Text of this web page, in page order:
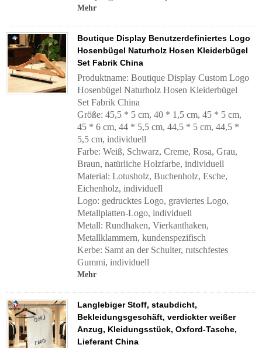
Mehr
Boutique Display Benutzerdefiniertes Logo
Hosenbügel Naturholz Hosen Kleiderbügel
Set Fabrik China
Produktname: Boutique Display Custom Logo
Hosenbügel Naturholz Hosen Kleiderbügel
Set Fabrik China
Größe: 45,5 * 5 cm, 40 * 1,5 cm, 45 * 5 cm,
45 * 6 cm, 44 * 5,5 cm, 44,5 * 5 cm, 44,5 *
5,5 cm, individuell
Farbe: Weiß, Schwarz, Creme, Rosa, Grau,
Braun, natürliche Holzfarbe, individuell
Material: Lotusholz, Buchenholz, Esche,
Eichenholz, individuell
Logo: gedrucktes Logo, graviertes Logo,
Metallplatten-Logo, individuell
Metall: Rundhaken, Vierkanthaken,
Metallklammern, kundenspezifisch
Kerbe: Samt an der Schulter, rutschfestes
Gummi, individuell
Mehr
Langlebiger Stoff, staubdicht,
Bekleidungsgeschäft, verdickter weißer
Anzug, Kleidungsstück, Oxford-Tasche,
Lieferant China